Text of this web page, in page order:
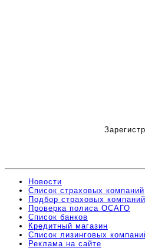
Новости
Список страховых компаний
Подбор страховых компаний
Проверка полиса ОСАГО
Список банков
Кредитный магазин
Список лизинговых
Реклама на сайте